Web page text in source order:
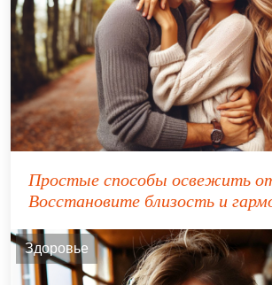
Простые способы освежить
Восстановите близость и
Здоровье